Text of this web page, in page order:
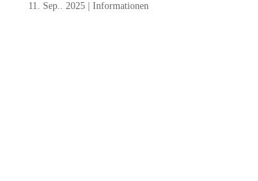
11. Sep.. 2025 |Informationen